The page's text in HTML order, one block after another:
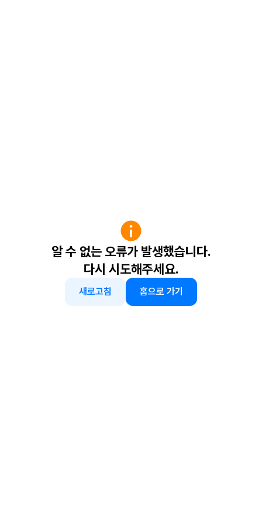
알 수 없는 오류가 발생했습니다.
다시 시도해주세요.
새로고침 홈으로 가기